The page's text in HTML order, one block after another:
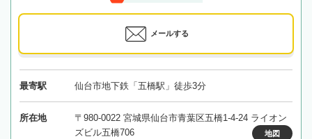
メールする
最寄駅 仙台市地下鉄「五橋駅」徒歩3分
所在地
〒980-0022 宮城県仙台市青葉区五橋1-4-24 ライオン
ズビル五橋706
地図